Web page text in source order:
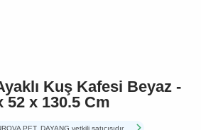
Kuş Kafesi Beyaz -
52 x 130.5 Cm
PET, DAYANG yetkili satıcısıdır.